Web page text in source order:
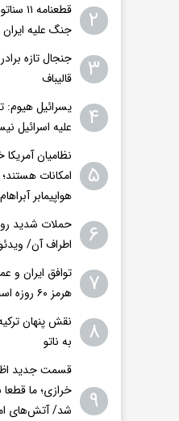
۲
جنگ علیه ایران
۳
جنجال تازه
قالیباف
۴
یسرائیل هیوم:
علیه اسرائیل
۵
نظامیان
امکانات
هواپیمابر
۶
حملات شدید
اطراف آن/
۷
توافق ایران و
هرمز ۶۰ روزه است
۸
نقش پنهان
به ناتو
۹
قسمت جدید
خرازی؛ ما قطعا
شد/ آتش‌های